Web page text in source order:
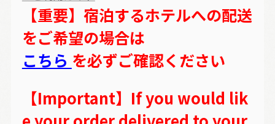
【重要】宿泊するホテルへの配送
をご希望の場合は
こちら を必ずご確認ください
【Important】If you would lik